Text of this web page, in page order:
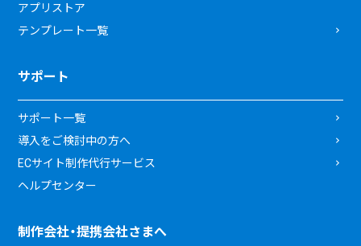
アプリストア
テンプレート一覧
サポート
サポート一覧
導入をご検討中の方へ
ECサイト制作代行サービス
ヘルプセンター
制作会社・提携会社さまへ